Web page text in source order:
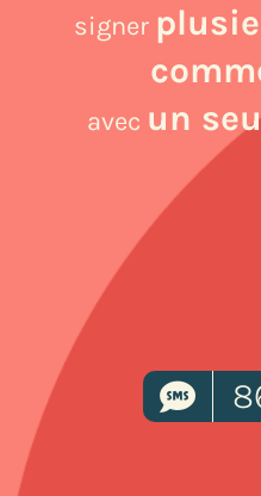
signer
avec un